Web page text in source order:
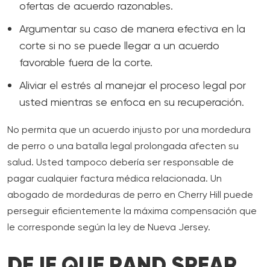
ofertas de acuerdo razonables.
Argumentar su caso de manera efectiva en la
corte si no se puede llegar a un acuerdo
favorable fuera de la corte.
Aliviar el estrés al manejar el proceso legal por
usted mientras se enfoca en su recuperación.
No permita que un acuerdo injusto por una mordedura
de perro o una batalla legal prolongada afecten su
salud. Usted tampoco debería ser responsable de
pagar cualquier factura médica relacionada. Un
abogado de mordeduras de perro en Cherry Hill puede
perseguir eficientemente la máxima compensación que
le corresponde según la ley de Nueva Jersey.